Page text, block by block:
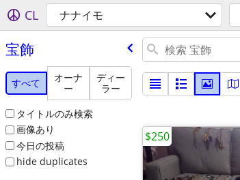
CL ナナイモ
宝飾
すべて
オーナ
ー
ディー
ラー
タイトルのみ検索
画像あり
今日の投稿
hide duplicates
$250